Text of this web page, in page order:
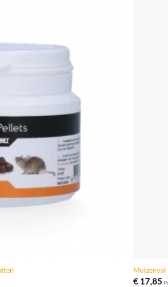
Muizenval
€17,85